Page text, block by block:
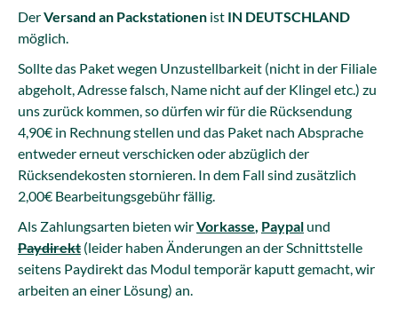
DerVersand an Packstationen ist IN DEUTSCHLAND
möglich.
Sollte das Paket wegen Unzustellbarkeit (nicht in der Filiale
abgeholt, Adresse falsch, Name nicht auf der Klingel etc.) zu
uns zurück kommen, so dürfen wir für die Rücksendung
4,90€ in Rechnung stellen und das Paket nach Absprache
entweder erneut verschicken oder abzüglich der
Rücksendekosten stornieren. In dem Fall sind zusätzlich
2,00€ Bearbeitungsgebühr fällig.
Als Zahlungsarten bieten wirVorkasse, Paypal und
Paydirekt (leider haben Änderungen an der Schnittstelle
seitens Paydirekt das Modul temporär kaputt gemacht, wir
arbeiten an einer Lösung) an.